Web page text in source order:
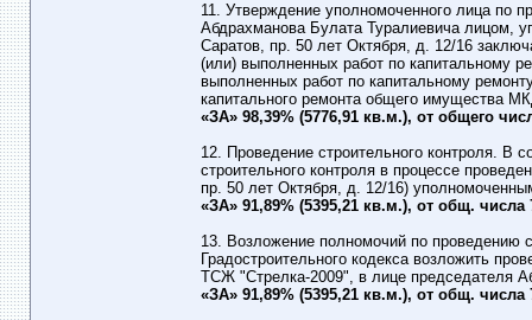
11. Утверждение уполномоченного лица по
Абдрахманова Булата Туралиевича лицом,
Саратов, пр. 50 лет Октября, д. 12/16
(или) выполненных работ по капитальному
выполненных работ по капитальному
капитального ремонта общего имущества
«ЗА» 98,39% (5776,91 кв.м.), от общего
12. Проведение строительного контроля. В
строительного контроля в процессе
пр. 50 лет Октября, д. 12/16)
«ЗА» 91,89% (5395,21 кв.м.), от общ. числа
13. Возложение полномочий по проведению
Градостроительного кодекса возложить
ТСЖ "Стрелка-2009", в лице председателя
«ЗА» 91,89% (5395,21 кв.м.), от общ. числа